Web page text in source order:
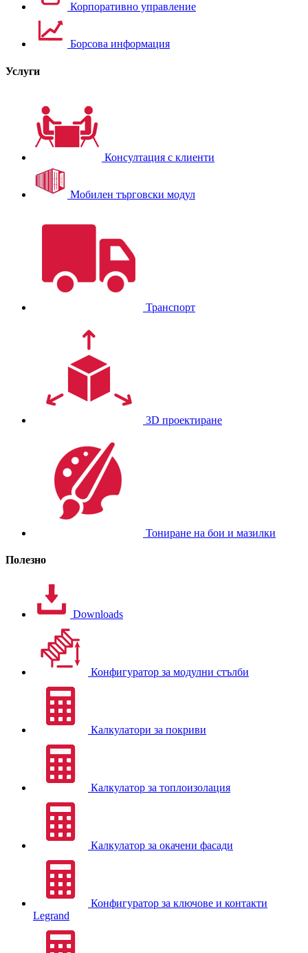
Корпоративно управление
Борсова информация
Услуги
Консултация с клиенти
Мобилен търговски модул
Транспорт
3D проектиране
Тониране на бои и мазилки
Полезно
Downloads
Конфигуратор за модулни стълби
Калкулатори за покриви
Калкулатор за топлоизолация
Калкулатор за окачени фасади
Конфигуратор за ключове и контакти
Legrand